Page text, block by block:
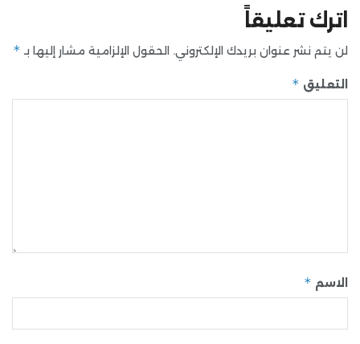
اترك تعليقاً
لن يتم نشر عنوان بريدك الإلكتروني. الحقول الإلزامية مشار إليها بـ *
التعليق *
الاسم *